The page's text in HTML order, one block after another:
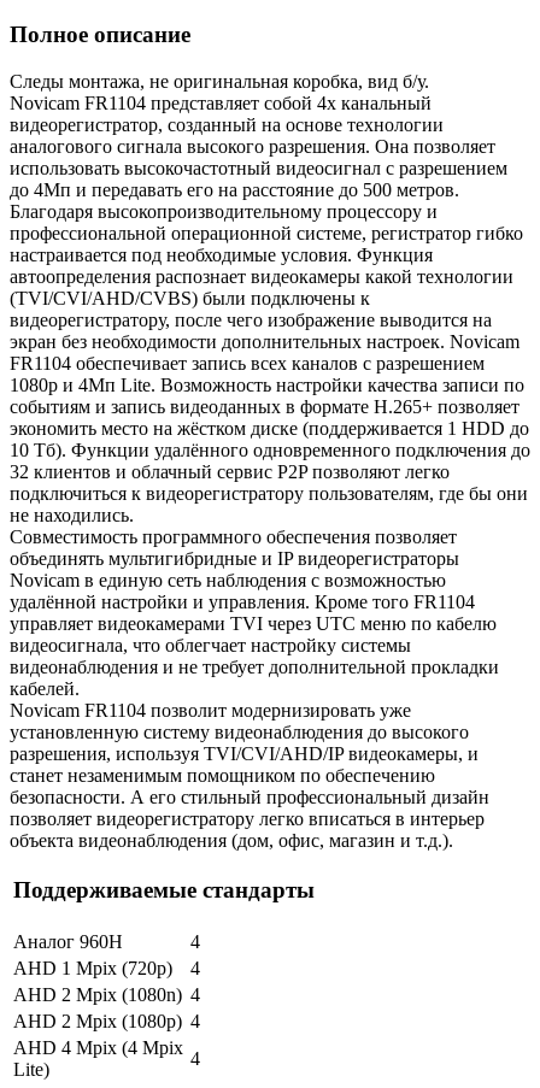
Полное описание
Следы монтажа, не оригинальная коробка, вид б/у.
Novicam FR1104 представляет собой 4х канальный
видеорегистратор, созданный на основе технологии
аналогового сигнала высокого разрешения. Она позволяет
использовать высокочастотный видеосигнал с разрешением
до 4Мп и передавать его на расстояние до 500 метров.
Благодаря высокопроизводительному процессору и
профессиональной операционной системе, регистратор гибко
настраивается под необходимые условия. Функция
автоопределения распознает видеокамеры какой технологии
(TVI/CVI/AHD/CVBS) были подключены к
видеорегистратору, после чего изображение выводится на
экран без необходимости дополнительных настроек. Novicam
FR1104 обеспечивает запись всех каналов с разрешением
1080р и 4Мп Lite. Возможность настройки качества записи по
событиям и запись видеоданных в формате H.265+ позволяет
экономить место на жёстком диске (поддерживается 1 HDD до
10 Tб). Функции удалённого одновременного подключения до
32 клиентов и облачный сервис P2P позволяют легко
подключиться к видеорегистратору пользователям, где бы они
не находились.
Совместимость программного обеспечения позволяет
объединять мультигибридные и IP видеорегистраторы
Novicam в единую сеть наблюдения с возможностью
удалённой настройки и управления. Кроме того FR1104
управляет видеокамерами TVI через UTC меню по кабелю
видеосигнала, что облегчает настройку системы
видеонаблюдения и не требует дополнительной прокладки
кабелей.
Novicam FR1104 позволит модернизировать уже
установленную систему видеонаблюдения до высокого
разрешения, используя TVI/CVI/AHD/IP видеокамеры, и
станет незаменимым помощником по обеспечению
безопасности. А его стильный профессиональный дизайн
позволяет видеорегистратору легко вписаться в интерьер
объекта видеонаблюдения (дом, офис, магазин и т.д.).
Поддерживаемые стандарты
Аналог 960H
4
AHD 1 Mpix (720p)
4
AHD 2 Mpix (1080n) 4
AHD 2 Mpix (1080p) 4
AHD 4 Mpix (4 Mpix
Lite)
4